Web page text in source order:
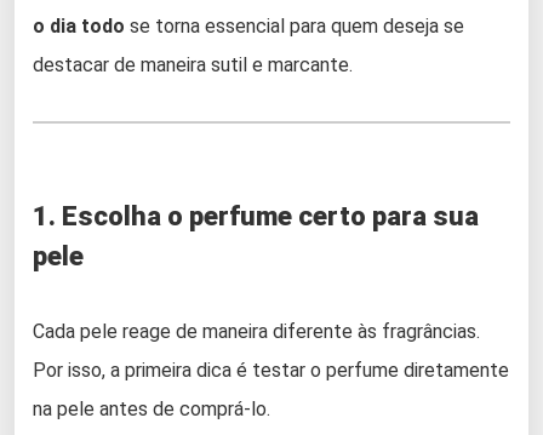
o dia todo se torna essencial para quem deseja se
destacar de maneira sutil e marcante.
1. Escolha o perfume certo para sua
pele
Cada pele reage de maneira diferente às fragrâncias.
Por isso, a primeira dica é testar o perfume diretamente
na pele antes de comprá-lo.